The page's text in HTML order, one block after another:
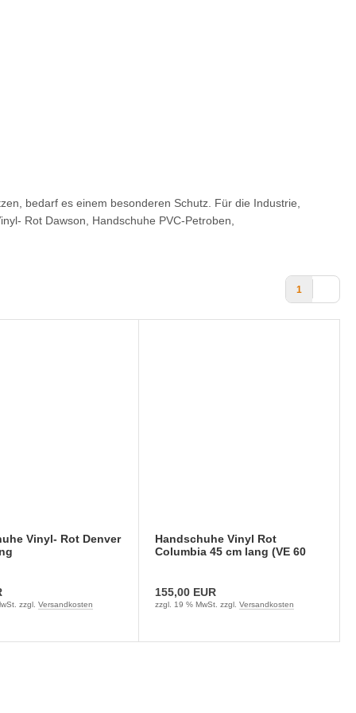
bedarf es einem besonderen Schutz. Für die Industrie,
Rot Dawson, Handschuhe PVC-Petroben,
1
Vinyl- Rot Denver
zzgl. Versandkosten
Handschuhe Vinyl Rot
Columbia 45 cm lang (VE 60
155,00 EUR
zzgl. 19 % MwSt. zzgl. Versandkosten